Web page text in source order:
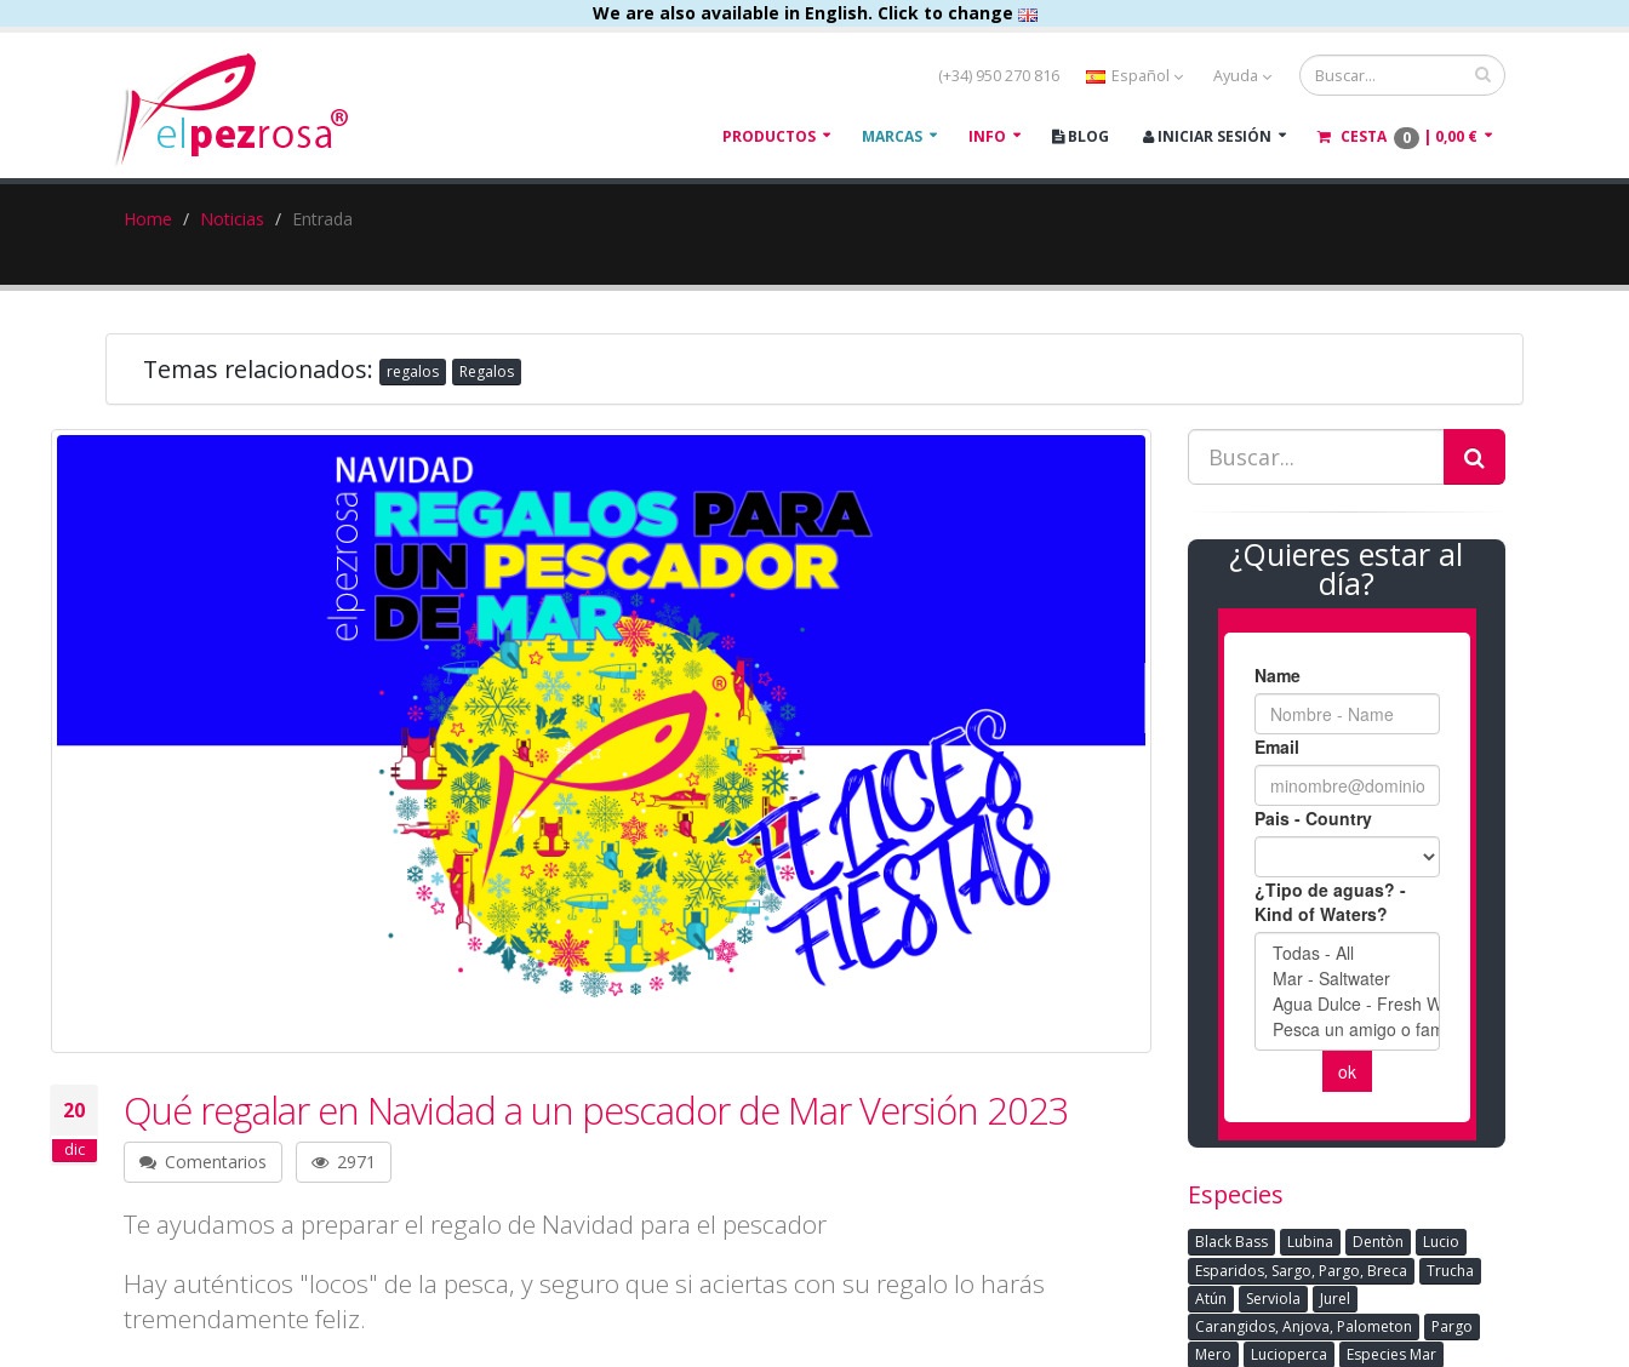
We are also available in English. Click to change
(+34) 950 270 816 Español Ayuda
PRODUCTOS MARCAS INFO BLOG INICIAR SESIÓN CESTA 0 | 0,00 €
Home Noticias Entrada
Temas relacionados: regalos Regalos
20
dic
Qué regalar en Navidad a un pescador de Mar Versión 2023
Comentarios 2971
Te ayudamos a preparar el regalo de Navidad para el pescador
Hay auténticos "locos" de la pesca, y seguro que si aciertas con su regalo lo harás
tremendamente feliz.
¿Quieres estar al
día?
Especies
Black Bass Lubina Dentòn
Lucio
Esparidos, Sargo, Pargo, Breca
Trucha
Atún
Serviola
Jurel
Carangidos, Anjova, Palometon
Pargo
Mero
Lucioperca
Especies Mar